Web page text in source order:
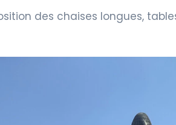
des chaises longues,